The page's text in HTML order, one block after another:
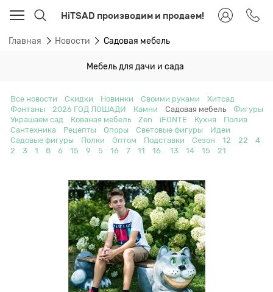
HiTSAD производим и продаем!
Главная Новости Садовая мебель
Мебель для дачи и сада
Все новости Скидки Новинки Своими руками
Хитсад
Фонтаны
2026 ГОД ЛОШАДИ Камни Садовая мебель
Фигуры
Украшаем сад
Кованая мебель Zen iFONTE Кухня
Полив
Сантехника
Рецепты Опоры Световые фигуры
Идеи
Садовые фигуры
Полки Оптом Подставки Сезон 12 22
4
2
3 1 8 6 15 9 5 16 7 11 16. 13 14 15 21